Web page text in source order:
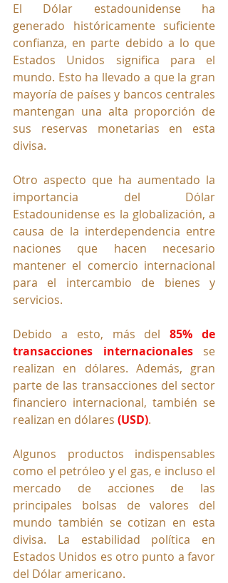
El Dólar estadounidense ha
generado históricamente suficiente
confianza, en parte debido a lo que
Estados Unidos significa para el
mundo. Esto ha llevado a que la gran
mayoría de países y bancos centrales
mantengan una alta proporción de
sus reservas monetarias en esta
divisa.
Otro aspecto que ha aumentado la
importancia del Dólar
Estadounidense es la globalización, a
causa de la interdependencia entre
naciones que hacen necesario
mantener el comercio internacional
para el intercambio de bienes y
servicios.
Debido a esto, más del 85% de
transacciones internacionales se
realizan en dólares. Además, gran
parte de las transacciones del sector
financiero internacional, también se
realizan en dólares (USD).
Algunos productos indispensables
como el petróleo y el gas, e incluso el
mercado de acciones de las
principales bolsas de valores del
mundo también se cotizan en esta
divisa. La estabilidad política en
Estados Unidos es otro punto a favor
del Dólar americano.